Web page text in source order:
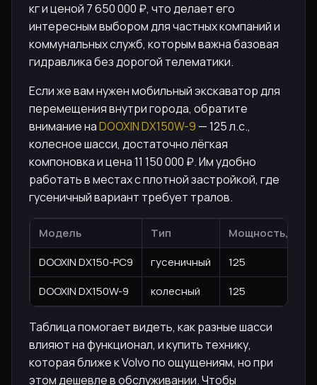
кг и ценой 7 650 000 ₽, что делает его
интересным выбором для частных компаний и
коммунальных служб, которым важна базовая
гидравлика без дорогой телематики.
Если же вам нужен мобильный экскаватор для
перемещения внутри города, обратите
внимание наDOOXIN DX150W-9 — 125 л.с.,
колесное шасси, достаточно лёгкая
компоновка и цена 11 150 000 ₽. Им удобно
работать в местах с плотной застройкой, где
гусеничный вариант требует тралов.
Модель Тип
Мощность, л.с.
DOOXIN DX150-PC9
гусеничный
125
DOOXIN DX150W-9
колесный 125
Таблица помогает видеть, как разные шасси
влияют на функционал, и купить технику,
которая ближе к Volvo по ощущениям, но при
этом дешевле в обслуживании. Чтобы